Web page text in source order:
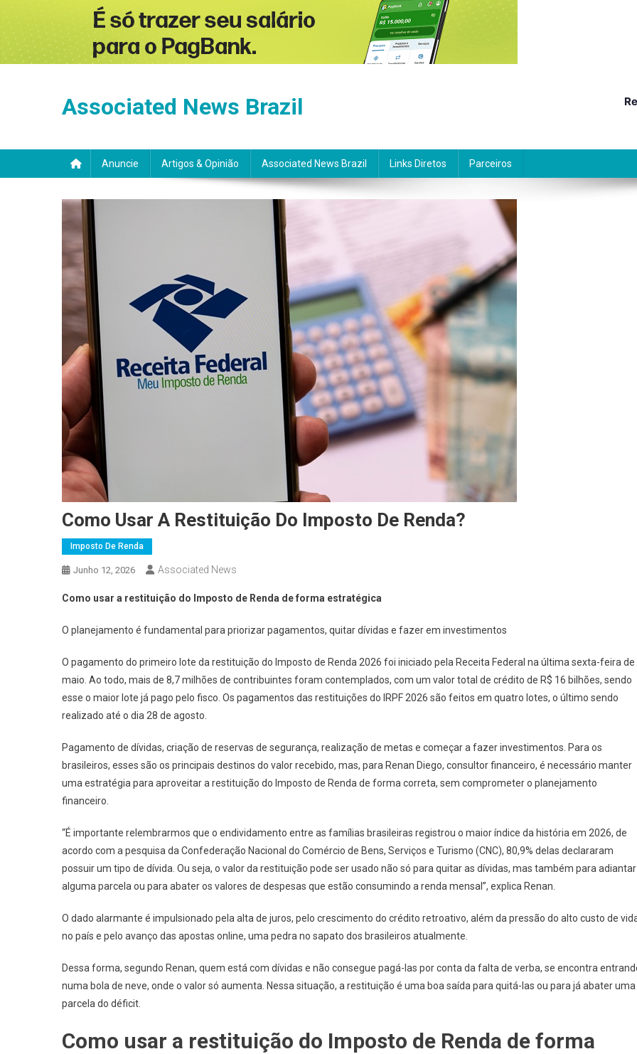
Associated News Brazil
Anuncie Artigos & Opinião Associated News Brazil Links Diretos Parceiros
Como Usar A Restituição Do Imposto De Renda?
Imposto De Renda
Junho 12, 2026 Associated News
Como usar a restituição do Imposto de Renda de forma estratégica
O planejamento é fundamental para priorizar pagamentos, quitar dívidas e fazer em investimentos
O pagamento do primeiro lote da restituição do Imposto de Renda 2026 foi iniciado pela Receita Federal na última sexta-feira de
maio. Ao todo, mais de 8,7 milhões de contribuintes foram contemplados, com um valor total de crédito de R$ 16 bilhões, sendo
esse o maior lote já pago pelo fisco. Os pagamentos das restituições do IRPF 2026 são feitos em quatro lotes, o último sendo
realizado até o dia 28 de agosto.
Pagamento de dívidas, criação de reservas de segurança, realização de metas e começar a fazer investimentos. Para os
brasileiros, esses são os principais destinos do valor recebido, mas, para Renan Diego, consultor financeiro, é necessário manter
uma estratégia para aproveitar a restituição do Imposto de Renda de forma correta, sem comprometer o planejamento
financeiro.
“É importante relembrarmos que o endividamento entre as famílias brasileiras registrou o maior índice da história em 2026, de
acordo com a pesquisa da Confederação Nacional do Comércio de Bens, Serviços e Turismo (CNC), 80,9% delas declararam
possuir um tipo de dívida. Ou seja, o valor da restituição pode ser usado não só para quitar as dívidas, mas também para adiantar
alguma parcela ou para abater os valores de despesas que estão consumindo a renda mensal”, explica Renan.
O dado alarmante é impulsionado pela alta de juros, pelo crescimento do crédito retroativo, além da pressão do alto custo de
no país e pelo avanço das apostas online, uma pedra no sapato dos brasileiros atualmente.
Dessa forma, segundo Renan, quem está com dívidas e não consegue pagá-las por conta da falta de verba, se encontra
numa bola de neve, onde o valor só aumenta. Nessa situação, a restituição é uma boa saída para quitá-las ou para já abater uma
parcela do déficit.
Como usar a restituição do Imposto de Renda de forma